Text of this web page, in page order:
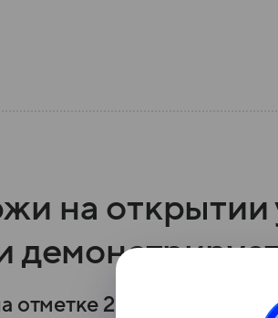
на открытии
2 311,18 пункта.